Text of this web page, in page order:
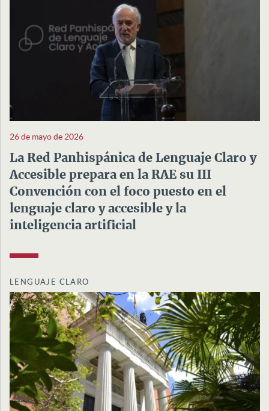
26 de mayo de 2026
La Red Panhispánica de Lenguaje Claro y
Accesible prepara en la RAE su III
Convención con el foco puesto en el
lenguaje claro y accesible y la
inteligencia artificial
LENGUAJE CLARO